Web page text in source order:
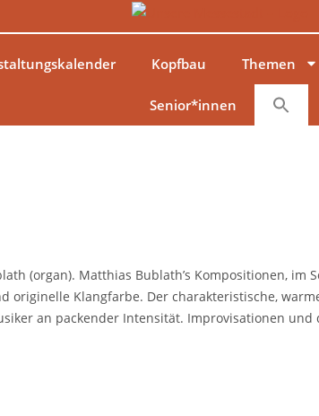
Kopfbau Themen
Senior*innen
(organ). Matthias Bublath’s Kompositionen,
Klangfarbe. Der charakteristische,
an packender Intensität. Improvisationen